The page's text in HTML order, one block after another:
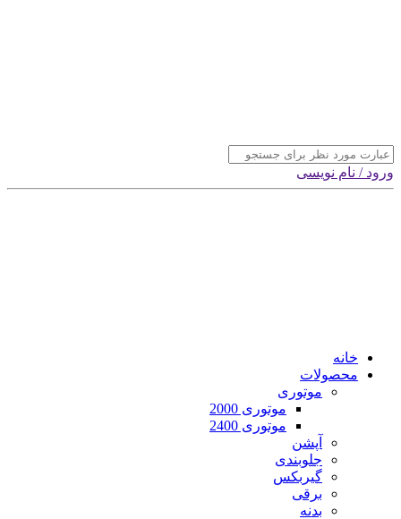
ورود / نام نویسی
خانه
محصولات
موتوری
موتوری 2000
موتوری 2400
آپشن
جلوبندی
گیربکس
برقی
بدنه